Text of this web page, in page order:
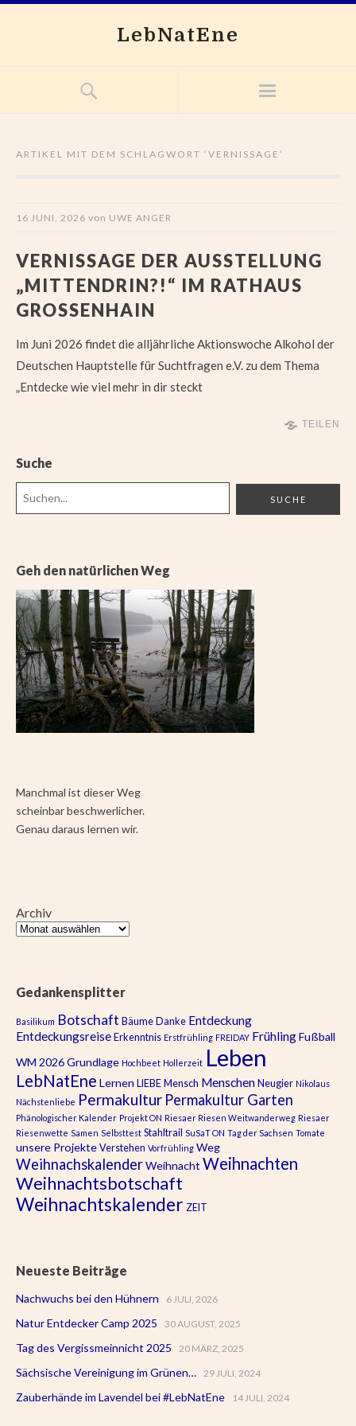
LebNatEne
ARTIKEL MIT DEM SCHLAGWORT ‘ VERNISSAGE ’
16 JUNI, 2026 von UWE ANGER
VERNISSAGE DER AUSSTELLUNG
„MITTENDRIN?!“ IM RATHAUS
GROSSENHAIN
Im Juni 2026 findet die alljährliche Aktionswoche Alkohol der
Deutschen Hauptstelle für Suchtfragen e.V. zu dem Thema
„Entdecke wie viel mehr in dir steckt
TEILEN
Suche
Geh den natürlichen Weg
Manchmal ist dieser Weg
scheinbar beschwerlicher.
Genau daraus lernen wir.
Archiv
Gedankensplitter
Basilikum Botschaft Bäume Danke Entdeckung
Entdeckungsreise Erkenntnis Erstfrühling FREIDAY FrühlingFußball
WM 2026Grundlage Hochbeet Hollerzeit Leben
LebNatEne Lernen LIEBE Mensch Menschen Neugier Nikolaus
Nächstenliebe Permakultur Permakultur Garten
Phänologischer Kalender Projekt ON Riesaer Riesen Weitwanderweg Riesaer
Riesenwette Samen Selbsttest Stahltrail SuSaT ON Tag der Sachsen Tomate
unsere Projekte Verstehen Vorfrühling Weg
WeihnachskalenderWeihnachtWeihnachten
Weihnachtsbotschaft
Weihnachtskalender ZEIT
Neueste Beiträge
Nachwuchs bei den Hühnern 6 JULI, 2026
Natur Entdecker Camp 2025 30 AUGUST, 2025
Tag des Vergissmeinnicht 2025 20 MÄRZ, 2025
Sächsische Vereinigung im Grünen… 29 JULI, 2024
Zauberhände im Lavendel bei #LebNatEne 14 JULI, 2024